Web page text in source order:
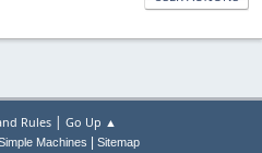
Rules| Go Up ▲
Machines Sitemap